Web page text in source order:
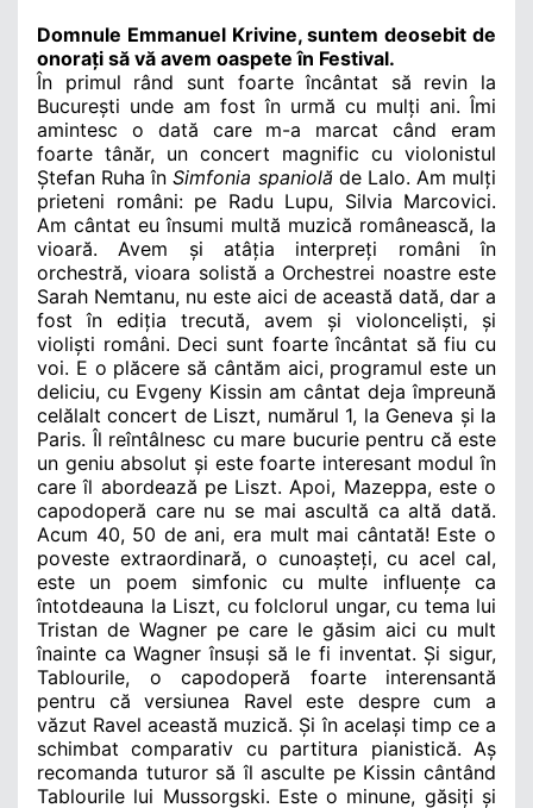
Domnule Emmanuel Krivine, suntem deosebit de
onorați să vă avem oaspete în Festival.
În primul rând sunt foarte încântat să revin la
București unde am fost în urmă cu mulți ani. Îmi
amintesc o dată care m-a marcat când eram
foarte tânăr, un concert magnific cu violonistul
Ștefan Ruha înSimfonia spaniolă de Lalo. Am mulți
prieteni români: pe Radu Lupu, Silvia Marcovici.
Am cântat eu însumi multă muzică românească, la
vioară. Avem și atâția interpreți români în
orchestră, vioara solistă a Orchestrei noastre este
Sarah Nemtanu, nu este aici de această dată, dar a
fost în ediția trecută, avem și violonceliști, și
violiști români. Deci sunt foarte încântat să fiu cu
voi. E o plăcere să cântăm aici, programul este un
deliciu, cu Evgeny Kissin am cântat deja împreună
celălalt concert de Liszt, numărul 1, la Geneva și la
Paris. Îl reîntâlnesc cu mare bucurie pentru că este
un geniu absolut și este foarte interesant modul în
care îl abordează pe Liszt. Apoi, Mazeppa, este o
capodoperă care nu se mai ascultă ca altă dată.
Acum 40, 50 de ani, era mult mai cântată! Este o
poveste extraordinară, o cunoașteți, cu acel cal,
este un poem simfonic cu multe influențe ca
întotdeauna la Liszt, cu folclorul ungar, cu tema lui
Tristan de Wagner pe care le găsim aici cu mult
înainte ca Wagner însuși să le fi inventat. Și sigur,
Tablourile, o capodoperă foarte interensantă
pentru că versiunea Ravel este despre cum a
văzut Ravel această muzică. Și în același timp ce a
schimbat comparativ cu partitura pianistică. Aș
recomanda tuturor să îl asculte pe Kissin cântând
Tablourile lui Mussorgski. Este o minune, găsiți și